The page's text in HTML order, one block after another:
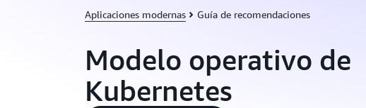
Aplicaciones modernas Guía de recomendaciones
Modelo operativo de
Kubernetes